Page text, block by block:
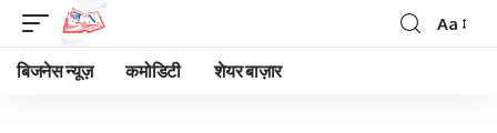
Font
Aa
बिजनेस न्यूज़ कमोडिटी शेयर बाज़ार